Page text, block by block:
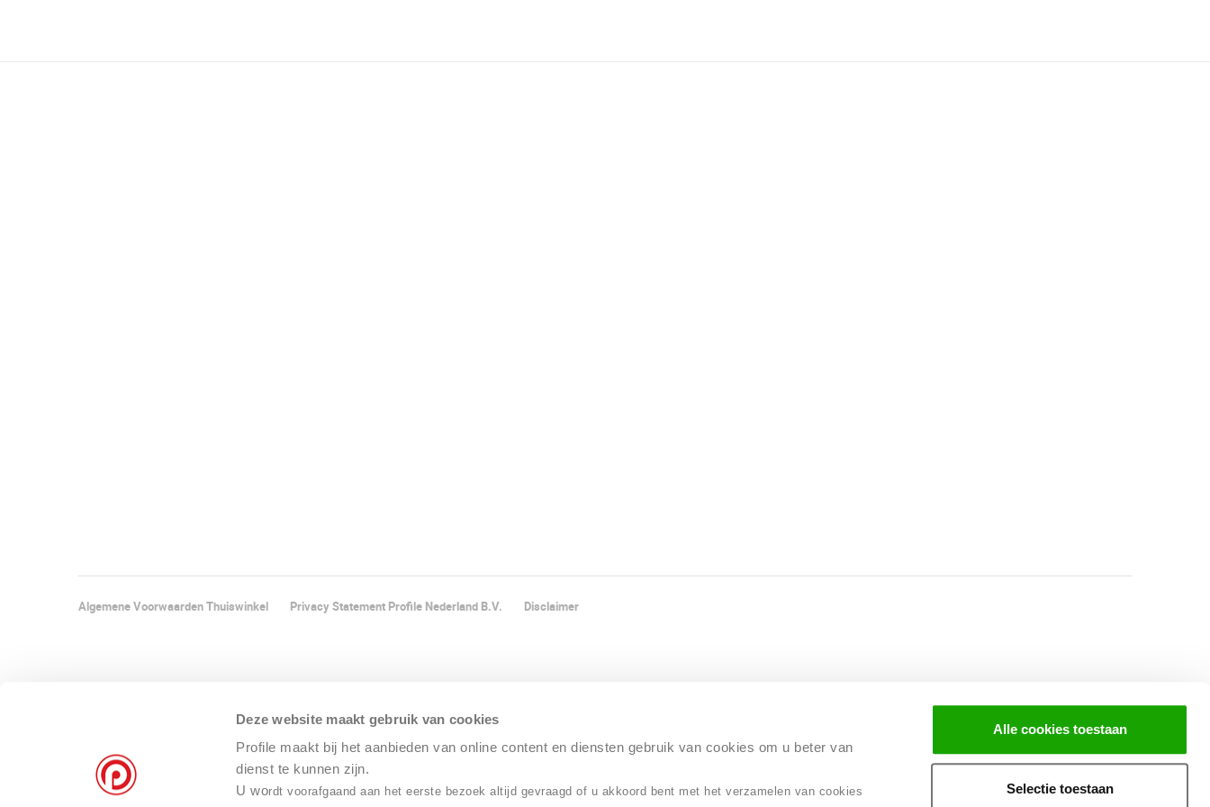
Deze website maakt gebruik van cookies
Profile maakt bij het aanbieden van online content en diensten gebruik van cookies om u beter van
dienst te kunnen zijn.
U wordt voorafgaand aan het eerste bezoek altijd gevraagd of u akkoord bent met het verzamelen van cookies
Alle cookies toestaan
Selectie toestaan
Algemene Voorwaarden Thuiswinkel Privacy Statement Profile Nederland B.V. Disclaimer